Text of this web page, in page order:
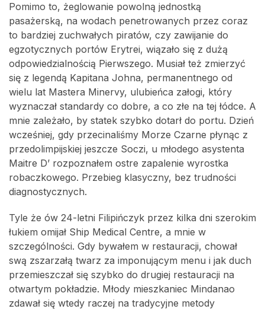
Pomimo to, żeglowanie powolną jednostką
pasażerską, na wodach penetrowanych przez coraz
to bardziej zuchwałych piratów, czy zawijanie do
egzotycznych portów Erytrei, wiązało się z dużą
odpowiedzialnością Pierwszego. Musiał też zmierzyć
się z legendą Kapitana Johna, permanentnego od
wielu lat Mastera Minervy, ulubieńca załogi, który
wyznaczał standardy co dobre, a co złe na tej łódce. A
mnie zależało, by statek szybko dotarł do portu. Dzień
wcześniej, gdy przecinaliśmy Morze Czarne płynąc z
przedolimpijskiej jeszcze Soczi, u młodego asystenta
Maitre D’ rozpoznałem ostre zapalenie wyrostka
robaczkowego. Przebieg klasyczny, bez trudności
diagnostycznych.
Tyle że ów 24-letni Filipińczyk przez kilka dni szerokim
łukiem omijał Ship Medical Centre, a mnie w
szczególności. Gdy bywałem w restauracji, chował
swą zszarzałą twarz za imponującym menu i jak duch
przemieszczał się szybko do drugiej restauracji na
otwartym pokładzie. Młody mieszkaniec Mindanao
zdawał się wtedy raczej na tradycyjne metody